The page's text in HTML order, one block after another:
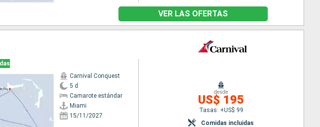
el circuito Caribe-México, perfecto para descubrir los secretos de las antiguas civilizaciones
como la isla Gran caimán, Ocho Ríos, Cozumel, Belice y Bahía Mahogany, y podrá elegir
Dominicana, las islas Vírgenes, las Antillas, Dominica y las Caimán, para descubrir
le fascinará y podrá dedicarse a explorar sus exuberantes bosques húmedos, bucear
ruido. Con los diferentes circuitos disponibles, realizará una travesía con escalas en
en las Islas Vírgenes.
VER LAS OFERTAS
Carnival Conquest
5 d
Camarote estándar
Miami
15/11/2027
desde
US$ 195
Tasas: +US$ 99
Comidas incluidas